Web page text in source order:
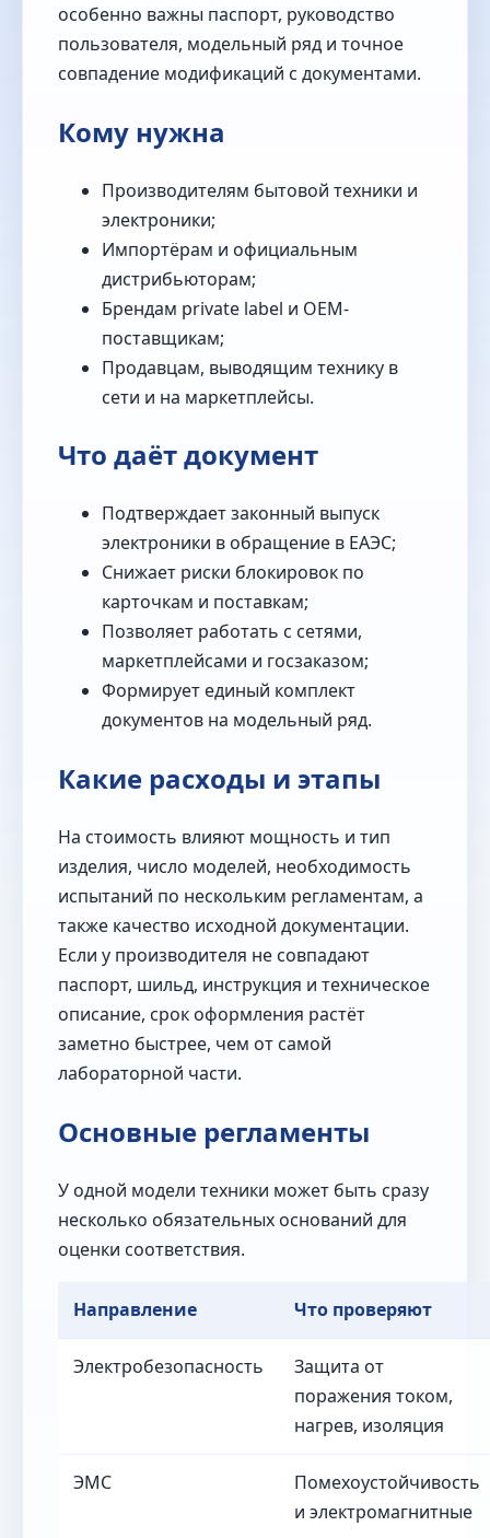
особенно важны паспорт, руководство
пользователя, модельный ряд и точное
совпадение модификаций с документами.
Кому нужна
Производителям бытовой техники и
электроники;
Импортёрам и официальным
дистрибьюторам;
Брендам private label и OEM-
поставщикам;
Продавцам, выводящим технику в
сети и на маркетплейсы.
Что даёт документ
Подтверждает законный выпуск
электроники в обращение в ЕАЭС;
Снижает риски блокировок по
карточкам и поставкам;
Позволяет работать с сетями,
маркетплейсами и госзаказом;
Формирует единый комплект
документов на модельный ряд.
Какие расходы и этапы
На стоимость влияют мощность и тип
изделия, число моделей, необходимость
испытаний по нескольким регламентам, а
также качество исходной документации.
Если у производителя не совпадают
паспорт, шильд, инструкция и техническое
описание, срок оформления растёт
заметно быстрее, чем от самой
лабораторной части.
Основные регламенты
У одной модели техники может быть сразу
несколько обязательных оснований для
оценки соответствия.
Направление Что проверяют
Электробезопасность
Защита от
поражения током,
нагрев, изоляция
ЭМС
Помехоустойчивость
и электромагнитные